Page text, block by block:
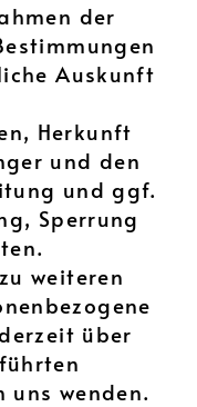
der
Auskunft
Herkunft
und den
und ggf.
Sperrung
weiteren
über
wenden.